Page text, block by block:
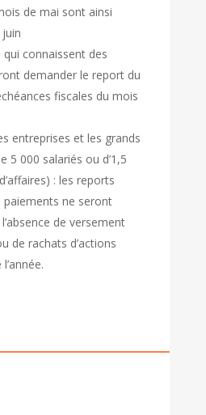
de mai sont ainsi
connaissent des
demander le report du
fiscales du mois
entreprises et les grands
5 000 salariés ou d’1,5
: les reports
paiements ne seront
de versement
de rachats d’actions